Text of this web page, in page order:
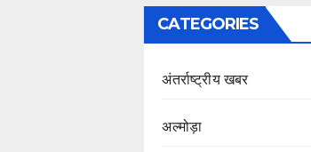
CATEGORIES
अंतर्राष्ट्रीय खबर
अल्मोड़ा